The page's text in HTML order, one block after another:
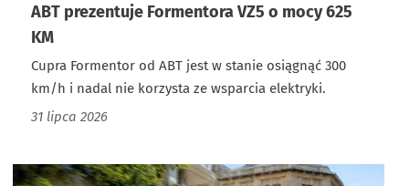
ABT prezentuje Formentora VZ5 o mocy 625
KM
Cupra Formentor od ABT jest w stanie osiągnąć 300
km/h i nadal nie korzysta ze wsparcia elektryki.
31 lipca 2026